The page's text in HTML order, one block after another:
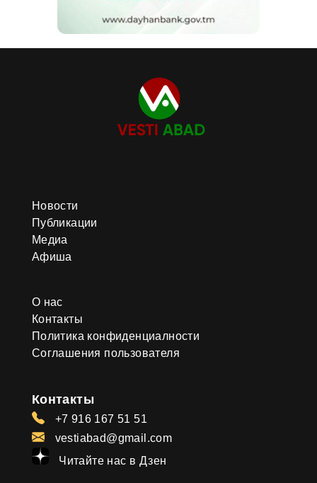
Новости
Публикации
Медиа
Афиша
О нас
Контакты
Политика конфиденциалности
Соглашения пользователя
Контакты
+7 916 167 51 51
vestiabad@gmail.com
Читайте нас в Дзен